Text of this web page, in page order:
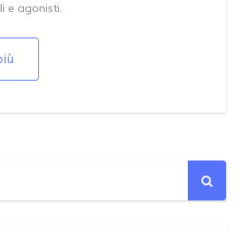
e agonisti.